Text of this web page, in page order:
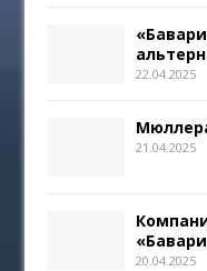
22.04.2025
21.04.2025
20.04.2025